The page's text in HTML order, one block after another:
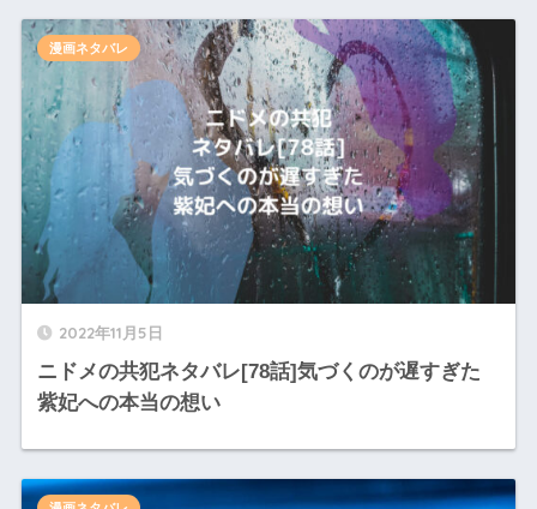
2022年11月5日
ニドメの共犯ネタバレ[78話]気づくのが遅すぎた
紫妃への本当の想い
漫画ネタバレ